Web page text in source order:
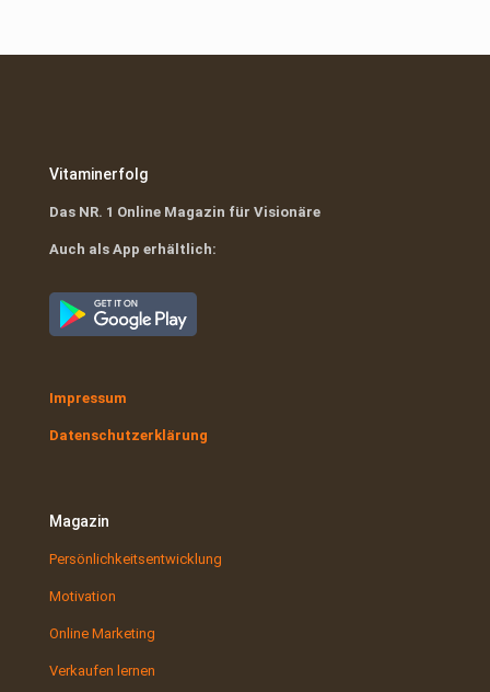
Vitaminerfolg
Das NR. 1 Online Magazin für Visionäre
Auch als App erhältlich:
Impressum
Datenschutzerklärung
Magazin
Persönlichkeitsentwicklung
Motivation
Online Marketing
Verkaufen lernen